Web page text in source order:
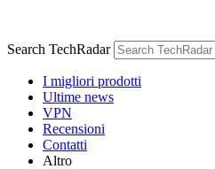
Search TechRadar
I migliori prodotti
Ultime news
VPN
Recensioni
Contatti
Altro